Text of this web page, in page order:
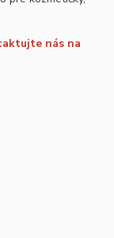
nás na